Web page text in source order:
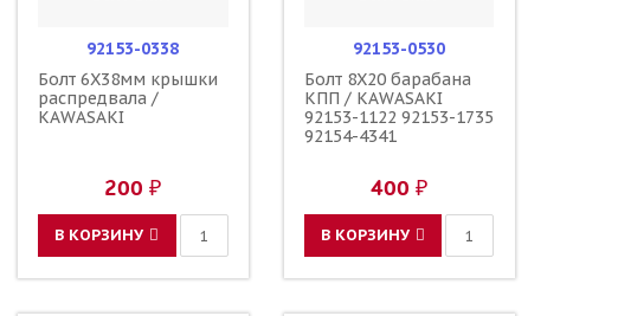
92153-0338
Болт 6X38мм крышки
распредвала /
KAWASAKI
200 ₽
В КОРЗИНУ
92153-0530
Болт 8X20 барабана
КПП / KAWASAKI
92153-1122 92153-1735
92154-4341
400 ₽
В КОРЗИНУ